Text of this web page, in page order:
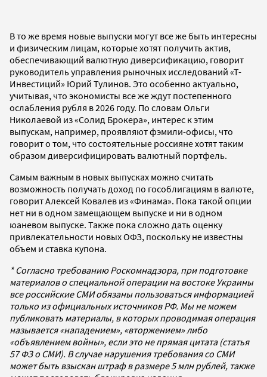
В то же время новые выпуски могут все же быть интересны
и физическим лицам, которые хотят получить актив,
обеспечивающий валютную диверсификацию, говорит
руководитель управления рыночных исследований «Т-
Инвестиций» Юрий Тулинов. Это особенно актуально,
учитывая, что экономисты все же ждут постепенного
ослабления рубля в 2026 году. По словам Ольги
Николаевой из «Солид Брокера», интерес к этим
выпускам, например, проявляют фэмили-офисы, что
говорит о том, что состоятельные россияне хотят таким
образом диверсифицировать валютный портфель.
Самым важным в новых выпусках можно считать
возможность получать доход по гособлигациям в валюте,
говорит Алексей Ковалев из «Финама». Пока такой опции
нет ни в одном замещающем выпуске и ни в одном
юаневом выпуске. Также пока сложно дать оценку
привлекательности новых ОФЗ, поскольку не известны
объем и ставка купона.
* Согласно требованию Роскомнадзора, при подготовке
материалов о специальной операции на востоке Украины
все российские СМИ обязаны пользоваться информацией
только из официальных источников РФ. Мы не можем
публиковать материалы, в которых проводимая операция
называется «нападением», «вторжением» либо
«объявлением войны», если это не прямая цитата (статья
57 ФЗ о СМИ). В случае нарушения требования со СМИ
может быть взыскан штраф в размере 5 млн рублей, также